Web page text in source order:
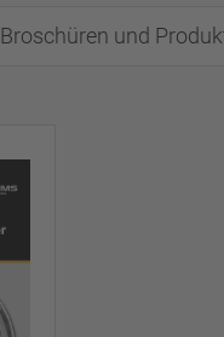
Broschüren und